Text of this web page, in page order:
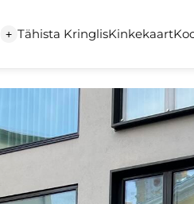
+ Tähista KringlisKinkekaart